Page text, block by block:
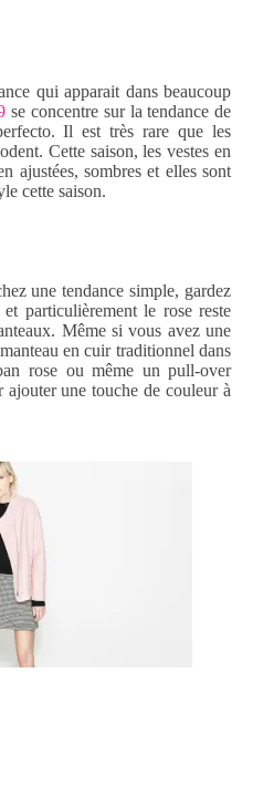
qui apparait dans beaucoup
se concentre sur la tendance de
Il est très rare que les
Cette saison, les vestes en
ajustées, sombres et elles sont
cette saison.
une tendance simple, gardez
particulièrement le rose reste
Même si vous avez une
en cuir traditionnel dans
rose ou même un pull-over
ajouter une touche de couleur à